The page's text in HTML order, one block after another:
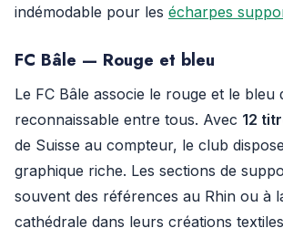
indémodable pour les écharpes
FC Bâle — Rouge et bleu
Le FC Bâle associe le rouge et le bleu
reconnaissable entre tous. Avec 12
de Suisse au compteur, le club
graphique riche. Les sections de
souvent des références au Rhin ou à
cathédrale dans leurs créations